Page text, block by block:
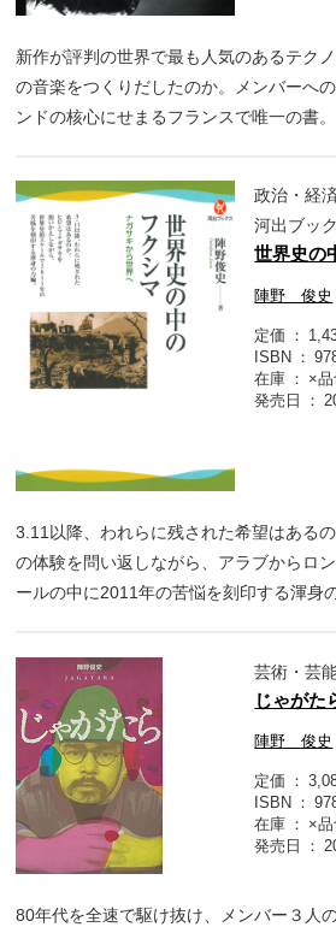
新作が評判の世界で最も人気のあるテク
の音楽をつくりだしたのか。メンバーへ
ンドの核心にせまるフランスで唯一の書。
政治・経
河出ブッ
世界史の
陣野 俊史
定価
ISBN
在庫
×
発売日
3.11以降、われらに残された希望はある
の体験を問い返しながら、アラブからロ
ールの中に2011年の苦悩を刻印する渾身
芸術・芸
じゃがた
陣野 俊史
定価
ISBN
在庫
×
発売日
80年代を全速で駆け抜け、メンバー３人